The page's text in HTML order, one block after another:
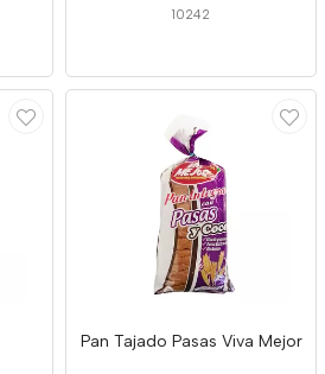
10242
Pan Tajado Pasas Viva Mejor